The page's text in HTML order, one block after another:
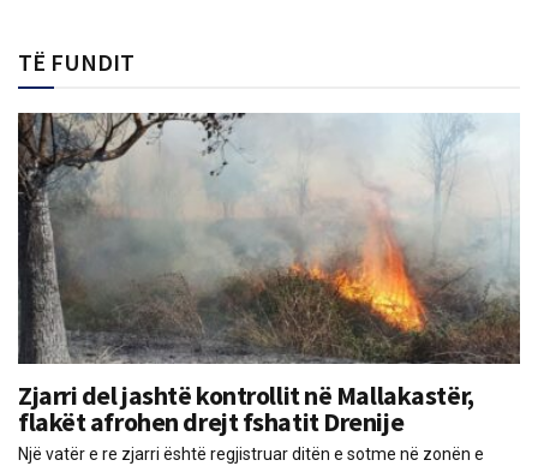
TË FUNDIT
Zjarri del jashtë kontrollit në Mallakastër,
flakët afrohen drejt fshatit Drenije
Një vatër e re zjarri është regjistruar ditën e sotme në zonën e